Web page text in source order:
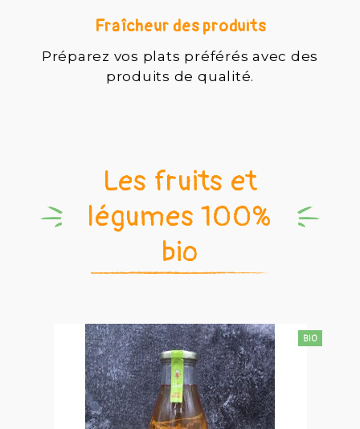
Fraîcheur des produits
Préparez vos plats préférés avec des
produits de qualité.
Les fruits et
légumes 100%
bio